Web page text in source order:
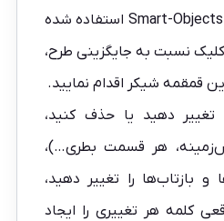
شده از اسمارت آبجکت Smart-Objects استفاده شده
نسبت به جایگزینی طرح،
قمقمه شیکر اقدام نمایید.
تغییر دهید یا حذف کنید،
هر قسمت بطری…)،
بازتاب‌ها را تغییر دهید،
کلمه هر تغییری را ایجاد